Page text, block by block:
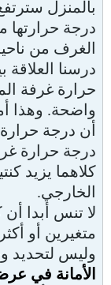
بالمنزل
درجة
الغرف من
درسنا
حرارة غرفة
واضحة. وهذا
أن درجة حرارة
درجة حرارة
كلاهما يزيد
الخارجي.
لا تنس أبدا
متغيرين أو
وليس لتحديد
الأمانة في